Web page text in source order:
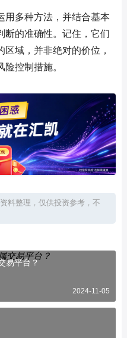
用多种方法，并结合基本
断的准确性。记住，它们
域，并非绝对的价位，
控制措施。
料整理，仅供投资参考，不
易平台？
2024-11-05